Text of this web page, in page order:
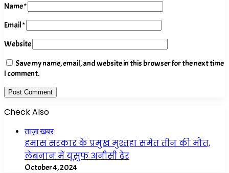
Name*
Email*
Website
Save my name, email, and website in this browser for the next time
I comment.
Check Also
ताज़ा खबर
हमास सरकार के प्रमुख मुश्तहा समेत तीन की मौत,
लेबनान में यूसुफ अनीसी ढेर
October 4, 2024